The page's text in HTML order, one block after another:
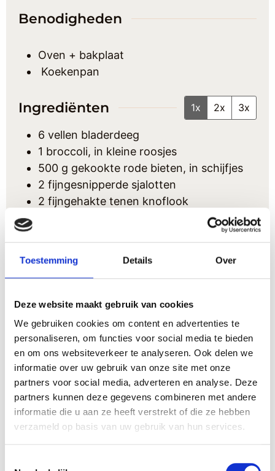
Toestemming Details Over
Deze website maakt gebruik van cookies
We gebruiken cookies om content en advertenties te
personaliseren, om functies voor social media te bieden
en om ons websiteverkeer te analyseren. Ook delen we
informatie over uw gebruik van onze site met onze
partners voor social media, adverteren en analyse. Deze
partners kunnen deze gegevens combineren met andere
informatie die u aan ze heeft verstrekt of die ze hebben
verzameld op basis van uw gebruik van hun services.
Benodigheden
Oven + bakplaat
Koekenpan
Ingrediënten 1x 2x 3x
6 vellen bladerdeeg
1 broccoli, in kleine roosjes
500 g gekookte rode bieten, in schijfjes
2 fijngesnipperde sjalotten
2 fijngehakte tenen knoflook
100 g geitenkaas, in schijfjes
Smeerboter
1
theelepel oregano
Gemalen zwarte peper
Grof zout
Olijfolie
Instructies
Verhit een ruime koekenpan met een paar